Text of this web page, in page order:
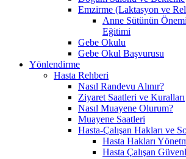
Emzirme (Laktasyon ve
Anne Sütünün
Eğitimi
Gebe Okulu
Gebe Okul Başvurusu
Yönlendirme
Hasta Rehberi
Nasıl Randevu Alınır?
Ziyaret Saatleri ve Kuralları
Nasıl Muayene Olurum?
Muayene Saatleri
Hasta-Çalışan Hakları ve
Hasta Hakları
Hasta Çalışan